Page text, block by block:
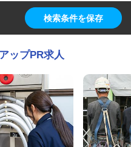
検索条件を保存
ップPR求人